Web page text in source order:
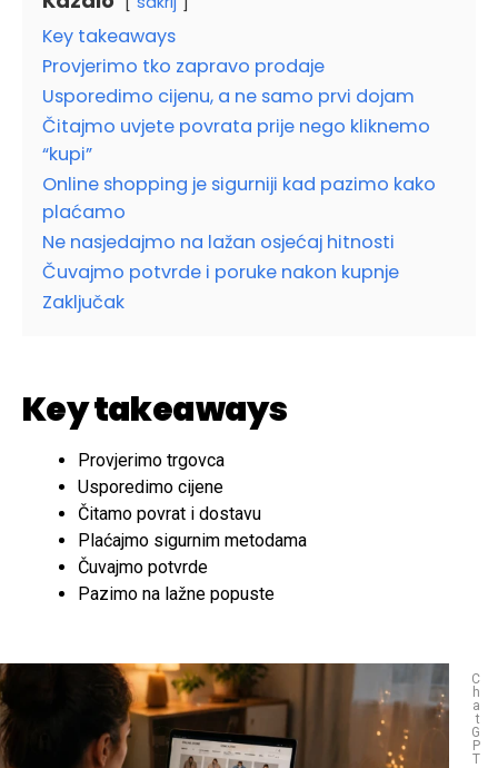
Key takeaways
Provjerimo tko zapravo prodaje
Usporedimo cijenu, a ne samo prvi dojam
Čitajmo uvjete povrata prije nego kliknemo
“kupi”
Online shopping je sigurniji kad pazimo kako
plaćamo
Ne nasjedajmo na lažan osjećaj hitnosti
Čuvajmo potvrde i poruke nakon kupnje
Zaključak
Key takeaways
Provjerimo trgovca
Usporedimo cijene
Čitamo povrat i dostavu
Plaćajmo sigurnim metodama
Čuvajmo potvrde
Pazimo na lažne popuste
C
h
a
t
G
P
T